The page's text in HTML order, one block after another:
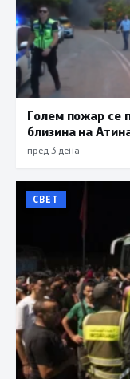
Голем пожар се
близина на
пред 3 дена
СВЕТ